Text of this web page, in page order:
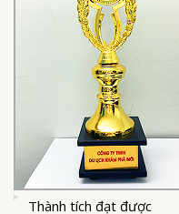
Thành tích đạt được